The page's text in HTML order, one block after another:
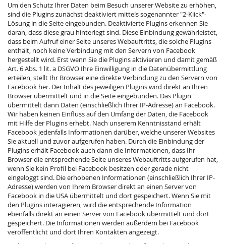
Um den Schutz Ihrer Daten beim Besuch unserer Website zu erhöhen,
sind die Plugins zunächst deaktiviert mittels sogenannter "2-Klick"-
Lösung in die Seite eingebunden. Deaktivierte Plugins erkennen Sie
daran, dass diese grau hinterlegt sind. Diese Einbindung gewährleistet,
dass beim Aufruf einer Seite unseres Webauftritts, die solche Plugins
enthält, noch keine Verbindung mit den Servern von Facebook
hergestellt wird. Erst wenn Sie die Plugins aktivieren und damit gemäß
Art. 6 Abs. 1 lit. a DSGVO Ihre Einwilligung in die Datenübermittlung
erteilen, stellt Ihr Browser eine direkte Verbindung zu den Servern von
Facebook her. Der Inhalt des jeweiligen Plugins wird direkt an Ihren
Browser übermittelt und in die Seite eingebunden. Das Plugin
übermittelt dann Daten (einschließlich Ihrer IP-Adresse) an Facebook.
Wir haben keinen Einfluss auf den Umfang der Daten, die Facebook
mit Hilfe der Plugins erhebt. Nach unserem Kenntnisstand erhält
Facebook jedenfalls Informationen darüber, welche unserer Websites
Sie aktuell und zuvor aufgerufen haben. Durch die Einbindung der
Plugins erhält Facebook auch dann die Informationen, dass Ihr
Browser die entsprechende Seite unseres Webauftritts aufgerufen hat,
wenn Sie kein Profil bei Facebook besitzen oder gerade nicht
eingeloggt sind. Die erhobenen Informationen (einschließlich Ihrer IP-
Adresse) werden von Ihrem Browser direkt an einen Server von
Facebook in die USA übermittelt und dort gespeichert. Wenn Sie mit
den Plugins interagieren, wird die entsprechende Information
ebenfalls direkt an einen Server von Facebook übermittelt und dort
gespeichert. Die Informationen werden außerdem bei Facebook
veröffentlicht und dort Ihren Kontakten angezeigt.